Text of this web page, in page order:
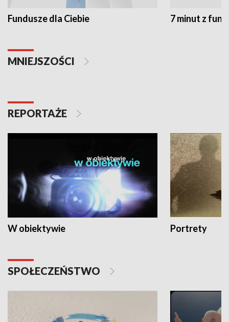
Fundusze dla Ciebie 7 minut z
MNIEJSZOŚCI
REPORTAŻE
W obiektywie Portrety
SPOŁECZEŃSTWO